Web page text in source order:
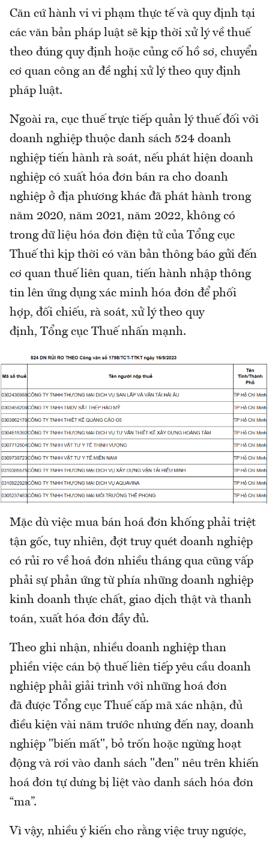
Căn cứ hành vi vi phạm thực tế và quy định tại
các văn bản pháp luật sẽ kịp thời xử lý về thuế
theo đúng quy định hoặc củng cố hồ sơ, chuyển
cơ quan công an đề nghị xử lý theo quy định
pháp luật.
Ngoài ra, cục thuế trực tiếp quản lý thuế đối với
doanh nghiệp thuộc danh sách 524 doanh
nghiệp tiến hành rà soát, nếu phát hiện doanh
nghiệp có xuất hóa đơn bán ra cho doanh
nghiệp ở địa phương khác đã phát hành trong
năm 2020, năm 2021, năm 2022, không có
trong dữ liệu hóa đơn điện tử của Tổng cục
Thuế thì kịp thời có văn bản thông báo gửi đến
cơ quan thuế liên quan, tiến hành nhập thông
tin lên ứng dụng xác minh hóa đơn để phối
hợp, đối chiếu, rà soát, xử lý theo quy
định, Tổng cục Thuế nhấn mạnh.
Mặc dù việc mua bán hoá đơn khống phải triệt
tận gốc, tuy nhiên, đợt truy quét doanh nghiệp
có rủi ro về hoá đơn nhiều tháng qua cũng vấp
phải sự phản ứng từ phía những doanh nghiệp
kinh doanh thực chất, giao dịch thật và thanh
toán, xuất hóa đơn đầy đủ.
Theo ghi nhận, nhiều doanh nghiệp than
phiền việc cán bộ thuế liên tiếp yêu cầu doanh
nghiệp phải giải trình với những hoá đơn
đã được Tổng cục Thuế cấp mã xác nhận, đủ
điều kiện vài năm trước nhưng đến nay, doanh
nghiệp "biến mất", bỏ trốn hoặc ngừng hoạt
động và rơi vào danh sách "đen" nêu trên khiến
hoá đơn tự dưng bị liệt vào danh sách hóa đơn
“ma”.
Vì vậy, nhiều ý kiến cho rằng việc truy ngược,